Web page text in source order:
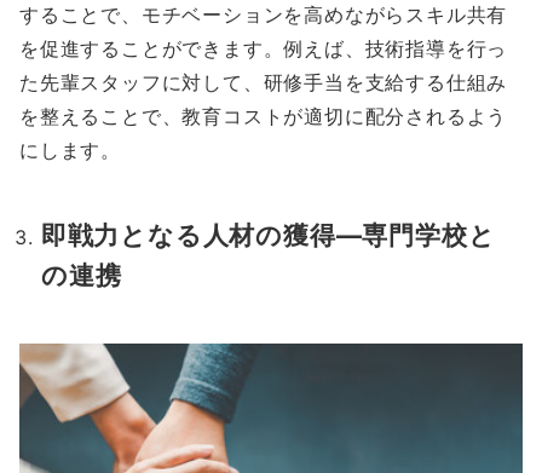
することで、モチベーションを高めながらスキル共有
を促進することができます。例えば、技術指導を行っ
た先輩スタッフに対して、研修手当を支給する仕組み
を整えることで、教育コストが適切に配分されるよう
にします。
即戦力となる人材の獲得—専門学校と
の連携